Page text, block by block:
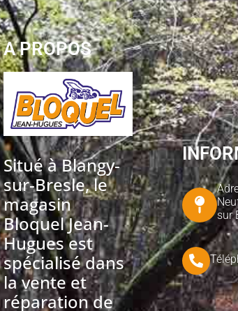
A PROPOS
Situé à Blangy-
sur-Bresle, le
magasin
Bloquel Jean-
Hugues est
spécialisé dans
la vente et
réparation de
sur